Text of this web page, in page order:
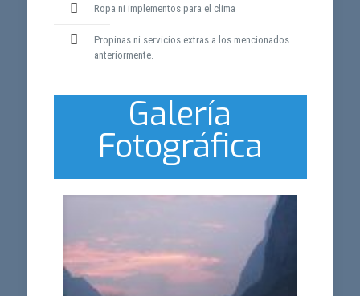
Ropa ni implementos para el clima
Propinas ni servicios extras a los mencionados
anteriormente.
Galería
Fotográfica